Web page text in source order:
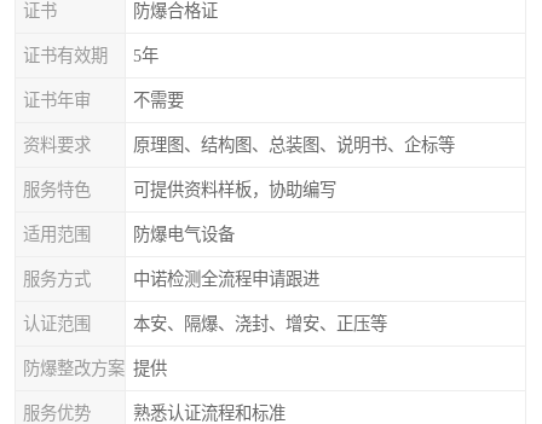
证书 防爆合格证
证书有效期 5年
证书年审 不需要
资料要求 原理图、结构图、总装图、说明书、企标等
服务特色 可提供资料样板，协助编写
适用范围 防爆电气设备
服务方式 中诺检测全流程申请跟进
认证范围 本安、隔爆、浇封、增安、正压等
防爆整改方案 提供
服务优势 熟悉认证流程和标准